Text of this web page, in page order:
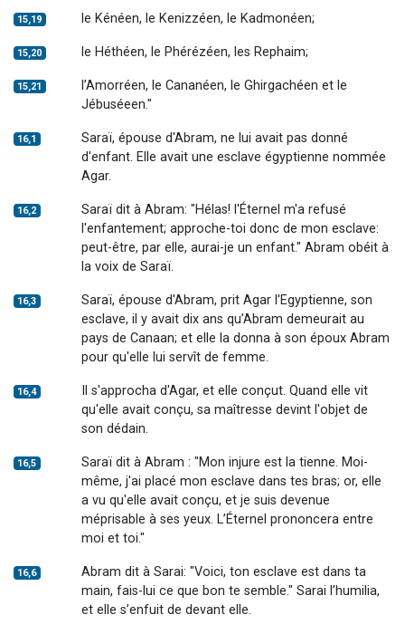
15,19 le Kénéen, le Kenizzéen, le Kadmonéen;
15,20 le Héthéen, le Phérézéen, les Rephaim;
15,21
l’Amorréen, le Cananéen, le Ghirgachéen et le
Jébuséeen."
16,1
Saraï, épouse d'Abram, ne lui avait pas donné
d'enfant. Elle avait une esclave égyptienne nommée
Agar.
16,2
Saraï dit à Abram: "Hélas! l'Éternel m'a refusé
l'enfantement; approche-toi donc de mon esclave:
peut-être, par elle, aurai-je un enfant." Abram obéit à
la voix de Saraï.
16,3
Saraï, épouse d'Abram, prit Agar l'Egyptienne, son
esclave, il y avait dix ans qu’Abram demeurait au
pays de Canaan; et elle la donna à son époux Abram
pour qu'elle lui servît de femme.
16,4
Il s'approcha d'Agar, et elle conçut. Quand elle vit
qu'elle avait conçu, sa maîtresse devint l'objet de
son dédain.
16,5
Saraï dit à Abram : "Mon injure est la tienne. Moi-
même, j'ai placé mon esclave dans tes bras; or, elle
a vu qu'elle avait conçu, et je suis devenue
méprisable à ses yeux. L’Éternel prononcera entre
moi et toi."
16,6
Abram dit à Sarai: "Voici, ton esclave est dans ta
main, fais-lui ce que bon te semble." Sarai l’humilia,
et elle s’enfuit de devant elle.